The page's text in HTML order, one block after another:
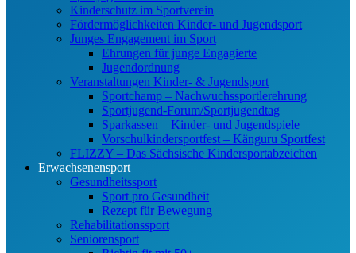
Kinderschutz im Sportverein
Fördermöglichkeiten Kinder- und Jugendsport
Junges Engagement im Sport
Ehrungen für junge Engagierte
Jugendordnung
Veranstaltungen Kinder- & Jugendsport
Sportchamp – Nach­wuchs­sportler­ehrung
Sportjugend-Forum/Sport­jugend­tag
Sparkassen – Kinder- und Jugendspiele
Vorschulkindersportfest – Känguru Sportfest
FLIZZY – Das Sächsische Kindersportabzeichen
Erwachsenensport
Gesundheitssport
Sport pro Gesundheit
Rezept für Bewegung
Rehabilitationssport
Seniorensport